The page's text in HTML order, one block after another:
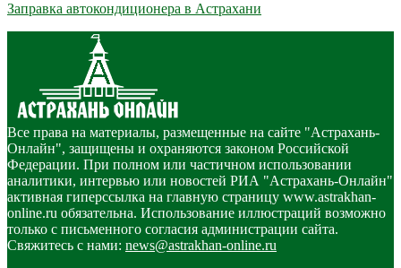
Заправка автокондиционера в Астрахани
Все права на материалы, размещенные на сайте "Астрахань-
Онлайн", защищены и охраняются законом Российской
Федерации. При полном или частичном использовании
аналитики, интервью или новостей РИА "Астрахань-Онлайн"
активная гиперссылка на главную страницу www.astrakhan-
online.ru обязательна. Использование иллюстраций возможно
только с письменного согласия администрации сайта.
Свяжитесь с нами: news@astrakhan-online.ru